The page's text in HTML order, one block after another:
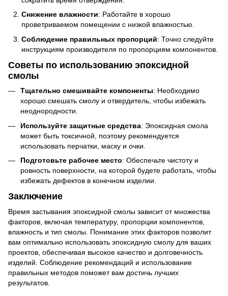
Снижение влажности: Работайте в хорошо
проветриваемом помещении с низкой влажностью.
Соблюдение правильных пропорций: Точно следуйте
инструкциям производителя по пропорциям компонентов.
Советы по использованию эпоксидной
смолы
Тщательно смешивайте компоненты: Необходимо
хорошо смешать смолу и отвердитель, чтобы избежать
неоднородности.
Используйте защитные средства: Эпоксидная смола
может быть токсичной, поэтому рекомендуется
использовать перчатки, маску и очки.
Подготовьте рабочее место: Обеспечьте чистоту и
ровность поверхности, на которой будете работать, чтобы
избежать дефектов в конечном изделии.
Заключение
Время застывания эпоксидной смолы зависит от множества
факторов, включая температуру, пропорции компонентов,
влажность и тип смолы. Понимание этих факторов позволит
вам оптимально использовать эпоксидную смолу для ваших
проектов, обеспечивая высокое качество и долговечность
изделий. Соблюдение рекомендаций и использование
правильных методов поможет вам достичь лучших
результатов.